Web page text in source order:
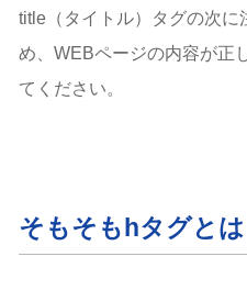
h1タグをデザイン変更
h1タグの色を変える書き方
h1タグの大きさ（フォント
classicエディタの場合
ブロックエディタの場合
title（タイトル）タグの次に
め、WEBページの内容が正
てください。
そもそもhタグとは